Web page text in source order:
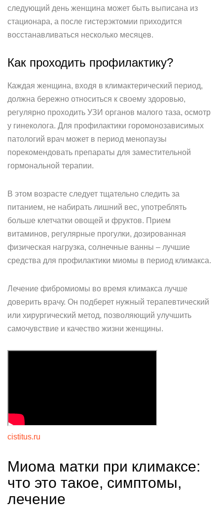
следующий день женщина может быть выписана из
стационара, а после гистерэктомии приходится
восстанавливаться несколько месяцев.
Как проходить профилактику?
Каждая женщина, входя в климактерический период,
должна бережно относиться к своему здоровью,
регулярно проходить УЗИ органов малого таза, осмотр
у гинеколога. Для профилактики горомонозависимых
патологий врач может в период менопаузы
порекомендовать препараты для заместительной
гормональной терапии.
В этом возрасте следует тщательно следить за
питанием, не набирать лишний вес, употреблять
больше клетчатки овощей и фруктов. Прием
витаминов, регулярные прогулки, дозированная
физическая нагрузка, солнечные ванны – лучшие
средства для профилактики миомы в период климакса.
Лечение фибромиомы во время климакса лучше
доверить врачу. Он подберет нужный терапевтический
или хирургический метод, позволяющий улучшить
самочувствие и качество жизни женщины.
cistitus.ru
Миома матки при климаксе:
что это такое, симптомы,
лечение